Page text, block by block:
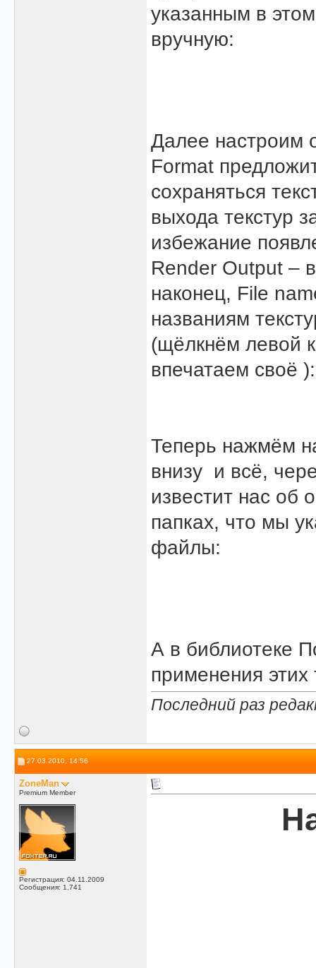
указанным в
вручную:
Далее настроим
Format
сохраняться
выхода текстур
избежание
Render Output –
наконец, File
названиям
(щёлкнём левой
впечатаем своё ):
Теперь нажмём
внизу и всё,
известит нас об
папках, что мы
файлы:
А в библиотеке
применения
Последний раз
27.03.2010, 14:56
ZoneMan
Premium Member
Регистрация: 04.11.2009
Сообщения: 1,741